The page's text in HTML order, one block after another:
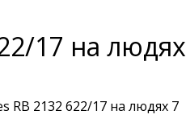
17 на людях